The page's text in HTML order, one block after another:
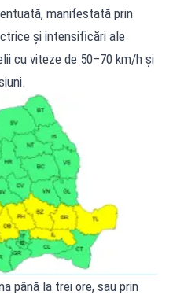
manifestată prin
și intensificări ale
cu viteze de 50–70 km/h și
până la trei ore, sau prin